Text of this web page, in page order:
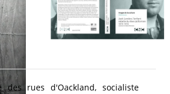
des rues d'Oackland, socialiste